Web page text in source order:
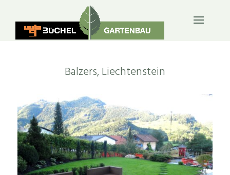
PRIVATGÄRTEN
Balzers, Liechtenstein